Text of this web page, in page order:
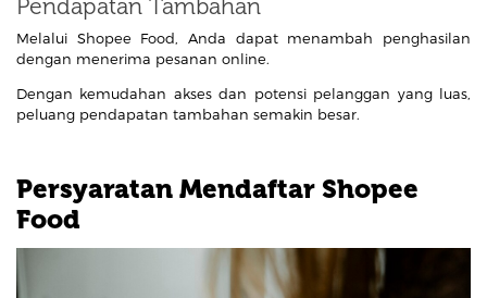
Pendapatan Tambahan
Melalui Shopee Food, Anda dapat menambah penghasilan
dengan menerima pesanan online.
Dengan kemudahan akses dan potensi pelanggan yang luas,
peluang pendapatan tambahan semakin besar.
Persyaratan Mendaftar Shopee
Food